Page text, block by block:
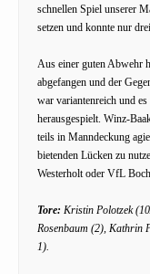
schnellen Spiel unserer
setzen und konnte nur
Aus einer guten Abwehr
abgefangen und der
war variantenreich und
herausgespielt. Winz-
teils in Manndeckung
bietenden Lücken zu
Westerholt oder VfL
Tore: Kristin Polotzek
Rosenbaum (2), Kathrin
1).